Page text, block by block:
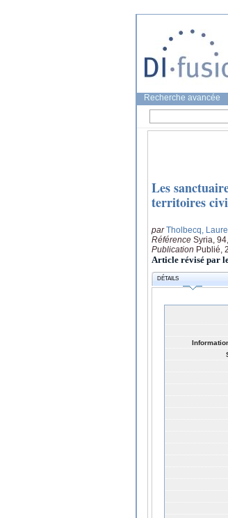
Recherche avancée
Les
territoires
parTholbecq,
Référence Syria,
Publication Publié,
Article révisé par
DÉTAILS